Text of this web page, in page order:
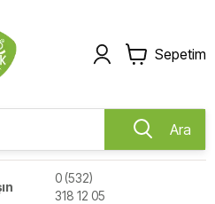
Sepetim
Ara
0 (532)
318 12 05